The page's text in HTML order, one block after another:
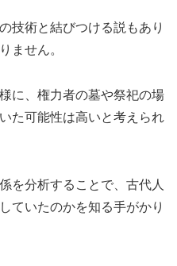
技術と結びつける説もあり
ません。
に、権力者の墓や祭祀の場
た可能性は高いと考えられ
を分析することで、古代人
ていたのかを知る手がかり